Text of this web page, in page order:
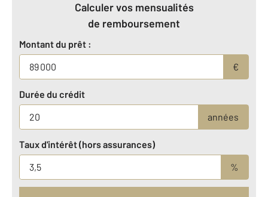
Calculer vos mensualités
de remboursement
Montant du prêt :
€
Durée du crédit
années
Taux d'intérêt (hors assurances)
%